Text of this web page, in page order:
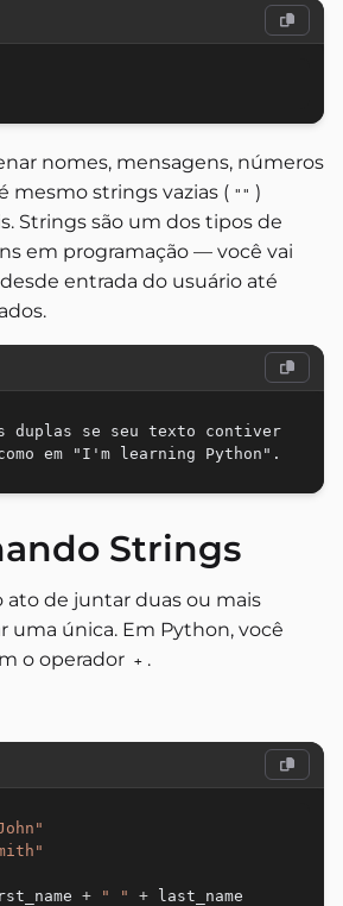
nomes, mensagens, números
mesmo strings vazias ( "" )
Strings são um dos tipos de
em programação — você vai
entrada do usuário até
duplas se seu texto contiver
Strings
ato de juntar duas ou mais
uma única. Em Python, você
o operador + .
+ " " +